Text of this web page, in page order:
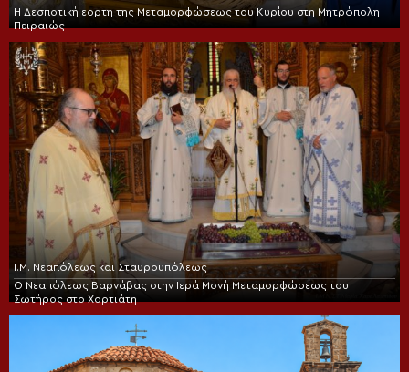
Η Δεσποτική εορτή της Μεταμορφώσεως του Κυρίου στη Μητρόπολη
Πειραιώς
Ι.Μ. Νεαπόλεως και Σταυρουπόλεως
Ο Νεαπόλεως Βαρνάβας στην Ιερά Μονή Μεταμορφώσεως του
Σωτήρος στο Χορτιάτη